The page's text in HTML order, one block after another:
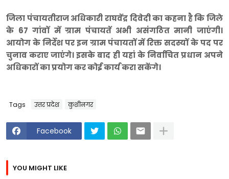
जिला पंचायतीराज अधिकारी राघवेंद्र दिवेदी का कहना है कि जिले
के 67 गांवों में ग्राम पंचायतें अभी असंगठित मानी जाएंगी।
आयोग के निर्देश पर इन ग्राम पंचायतों में रिक्त सदस्यों के पद पर
चुनाव कराए जाएंगे। इसके बाद ही यहां के निर्वाचित प्रधान अपने
अधिकारों का प्रयोग कर कोई कार्य करा सकेंगे।
Tags उत्तर प्रदेश कुशीनगर
Facebook
YOU MIGHT LIKE